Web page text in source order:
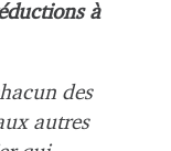
à
des
autres